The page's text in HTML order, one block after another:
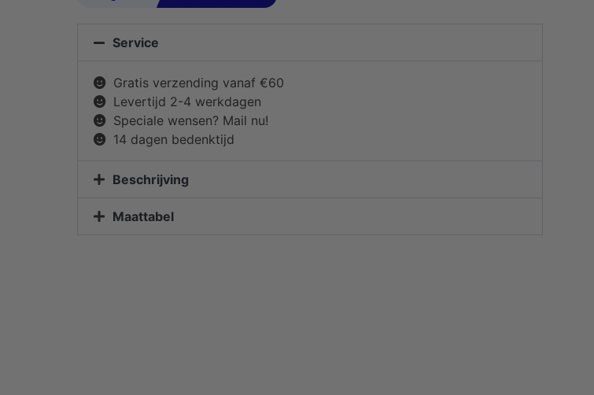
Service
Gratis verzending vanaf €60
Levertijd 2-4 werkdagen
Speciale wensen? Mail nu!
14 dagen bedenktijd
Beschrijving
Maattabel